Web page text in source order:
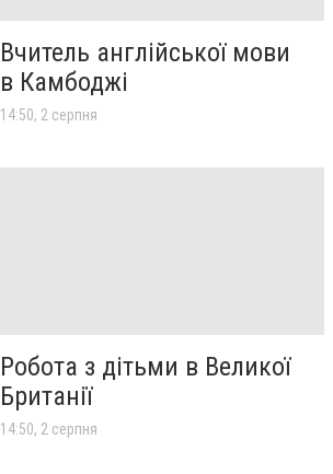
Вчитель англійської мови
в Камбоджі
14:50, 2 серпня
Робота з дітьми в Великої
Британії
14:50, 2 серпня